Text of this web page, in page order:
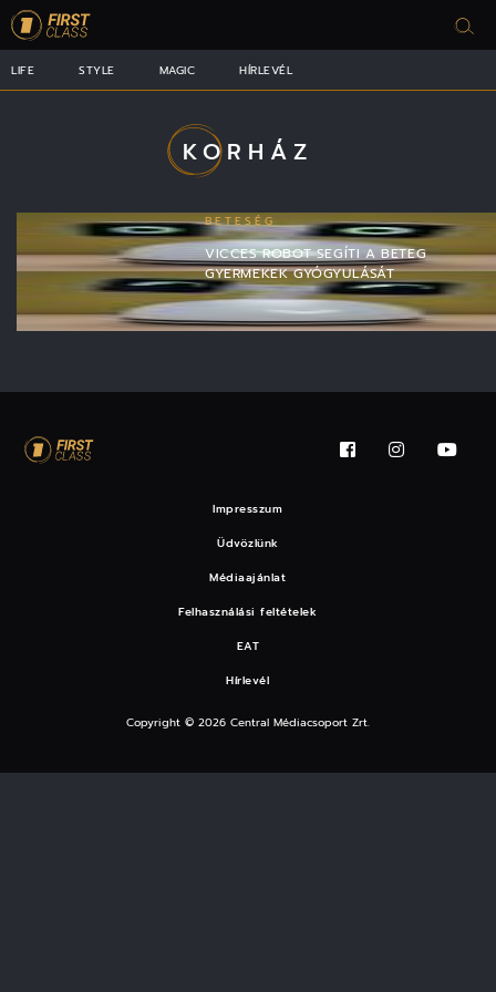
LIFE STYLE MAGIC HÍRLEVÉL
KORHÁZ
BETESÉG
VICCES ROBOT SEGÍTI A BETEG
GYERMEKEK GYÓGYULÁSÁT
Impresszum
Üdvözlünk
Médiaajánlat
Felhasználási feltételek
EAT
Hírlevél
Copyright © 2026 Central Médiacsoport Zrt.